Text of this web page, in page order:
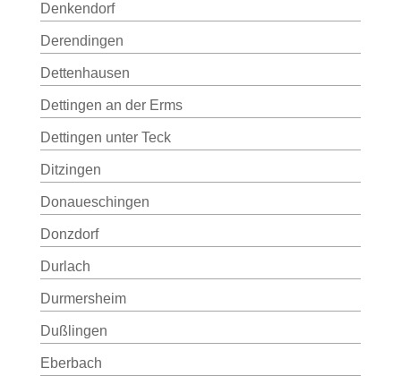
Denkendorf
Derendingen
Dettenhausen
Dettingen an der Erms
Dettingen unter Teck
Ditzingen
Donaueschingen
Donzdorf
Durlach
Durmersheim
Dußlingen
Eberbach